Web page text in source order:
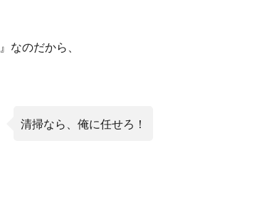
』なのだから、
清掃なら、俺に任せろ！